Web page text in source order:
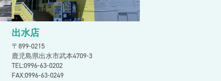
出水店
〒899-0215
鹿児島県出水市武本4709-3
TEL:0996-63-0202
FAX:0996-63-0249